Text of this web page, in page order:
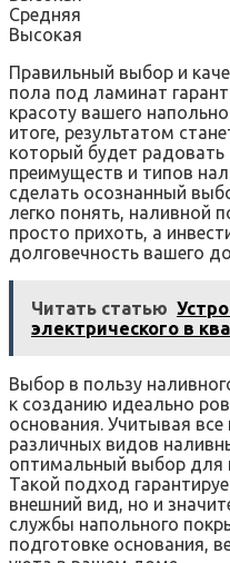
Средняя
Высокая
Правильный выбор и
пола под ламинат
красоту вашего
итоге, результатом
который будет
преимуществ и типов
сделать осознанный
легко понять, наливной
просто прихоть, а
долговечность вашего
Читать статью
электрического в
Выбор в пользу
к созданию идеально
основания. Учитывая
различных видов
оптимальный выбор для
Такой подход
внешний вид, но и
службы напольного
подготовке основания,